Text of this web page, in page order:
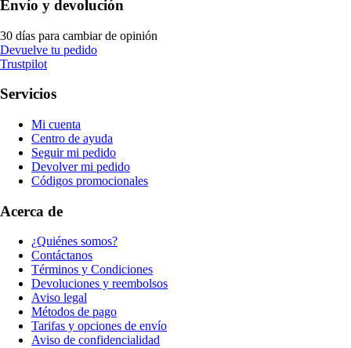
Envío y devolución
30 días para cambiar de opinión
Devuelve tu pedido
Trustpilot
Servicios
Mi cuenta
Centro de ayuda
Seguir mi pedido
Devolver mi pedido
Códigos promocionales
Acerca de
¿Quiénes somos?
Contáctanos
Términos y Condiciones
Devoluciones y reembolsos
Aviso legal
Métodos de pago
Tarifas y opciones de envío
Aviso de confidencialidad